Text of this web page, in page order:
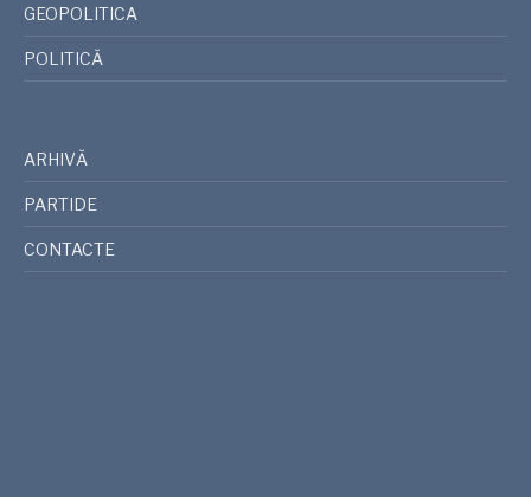
GEOPOLITICA
POLITICĂ
ARHIVĂ
PARTIDE
CONTACTE